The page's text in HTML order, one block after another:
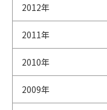
2012年
2011年
2010年
2009年